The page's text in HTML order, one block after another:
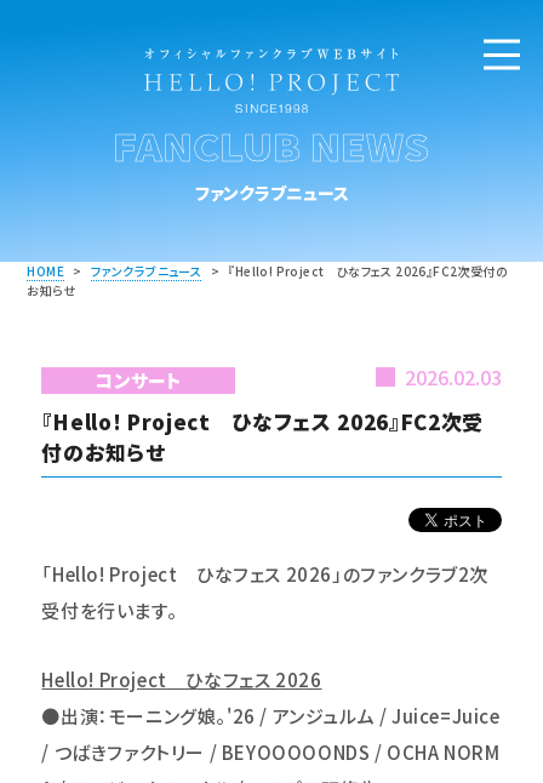
FANCLUB NEWS
ファンクラブニュース
HOME > ファンクラブニュース > 『Hello! Project ひなフェス 2026』FC2次受付の
お知らせ
コンサート 2026.02.03
『Hello! Project ひなフェス 2026』FC2次受
付のお知らせ
「Hello! Project ひなフェス 2026」のファンクラブ2次
受付を行います。
Hello! Project ひなフェス 2026
●出演：モーニング娘。'26 / アンジュルム / Juice=Juice
/ つばきファクトリー / BEYOOOOONDS / OCHA NORM